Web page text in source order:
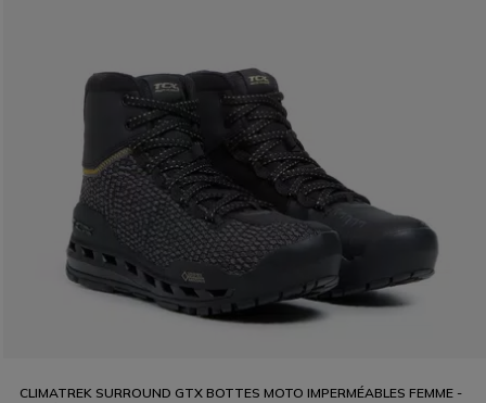
CLIMATREK SURROUND GTX BOTTES MOTO IMPERMÉABLES FEMME -